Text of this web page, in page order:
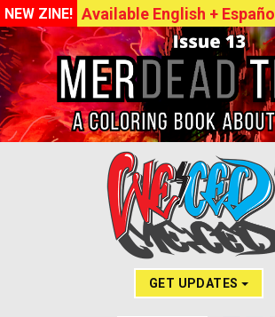
NEW ZINE! Available English + Español
GET UPDATES